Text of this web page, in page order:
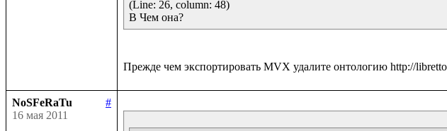
(Line: 26, column: 48)
В Чем она?
NoSFeRaTu
#
16 мая 2011